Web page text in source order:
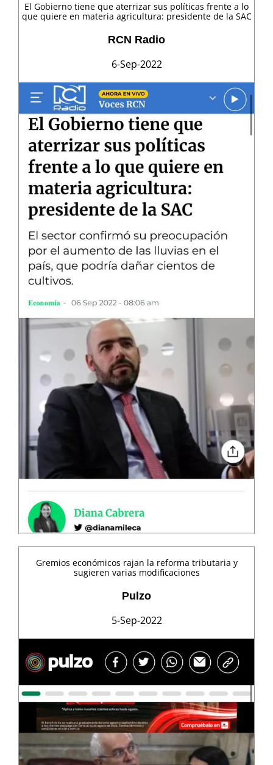
El Gobierno tiene que aterrizar sus políticas frente a lo
que quiere en materia agricultura: presidente de la SAC
RCN Radio
6-Sep-2022
Gremios económicos rajan la reforma tributaria y
sugieren varias modificaciones
Pulzo
5-Sep-2022